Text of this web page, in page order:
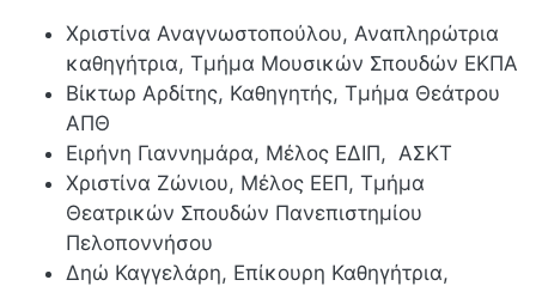
Χριστίνα Αναγνωστοπούλου, Αναπληρώτρια
καθηγήτρια, Τμήμα Μουσικών Σπουδών EΚΠΑ
Βίκτωρ Αρδίτης, Καθηγητής, Τμήμα Θεάτρου
ΑΠΘ
Ειρήνη Γιαννημάρα, Μέλος ΕΔΙΠ, ΑΣΚΤ
Χριστίνα Ζώνιου, Μέλος ΕΕΠ, Τμήμα
Θεατρικών Σπουδών Πανεπιστημίου
Πελοποννήσου
Δηώ Καγγελάρη, Επίκουρη Καθηγήτρια,